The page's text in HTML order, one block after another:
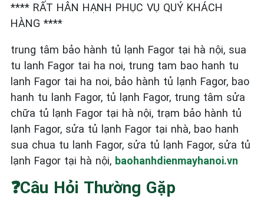
**** RẤT HÂN HẠNH PHỤC VỤ QUÝ KHÁCH
HÀNG ****
trung tâm bảo hành tủ lạnh Fagor tại hà nội, sua
tu lanh Fagor tai ha noi, trung tam bao hanh tu
lanh Fagor tai ha noi, bảo hành tủ lạnh Fagor, bao
hanh tu lanh Fagor, tủ lạnh Fagor, trung tâm sửa
chữa tủ lạnh Fagor tại hà nội, trạm bảo hành tủ
lạnh Fagor, sửa tủ lạnh Fagor tại nhà, bao hanh
sua chua tu lanh Fagor, sửa tủ lạnh Fagor, sửa tủ
lạnh Fagor tại hà nội, baohanhdienmayhanoi.vn
❓Câu Hỏi Thường Gặp